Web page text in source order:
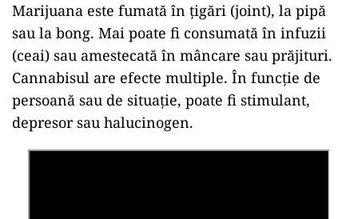
Marijuana este fumată în țigări (joint), la pipă
sau la bong. Mai poate fi consumată în infuzii
(ceai) sau amestecată în mâncare sau prăjituri.
Cannabisul are efecte multiple. În funcție de
persoană sau de situație, poate fi stimulant,
depresor sau halucinogen.